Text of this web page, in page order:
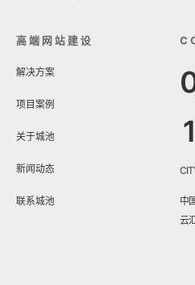
高端网站建设
解决方案
项目案例
关于城池
新闻动态
联系城池
中
云